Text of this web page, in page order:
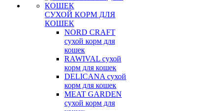
СУХОЙ КОРМ ДЛЯ
КОШЕК
NORD CRAFT
сухой корм для
кошек
RAWIVAL сухой
корм для кошек
DELICANA сухой
корм для кошек
MEAT GARDEN
сухой корм для